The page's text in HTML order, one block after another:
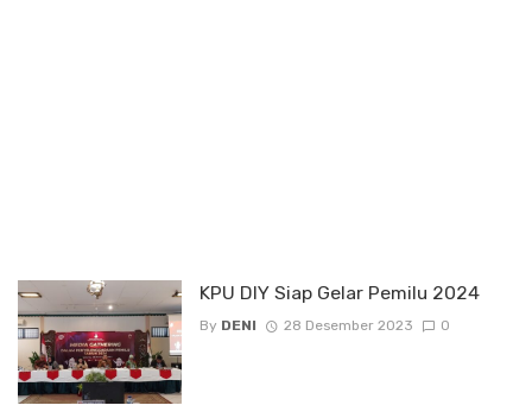
KPU DIY Siap Gelar Pemilu 2024
By DENI 28 Desember 2023 0